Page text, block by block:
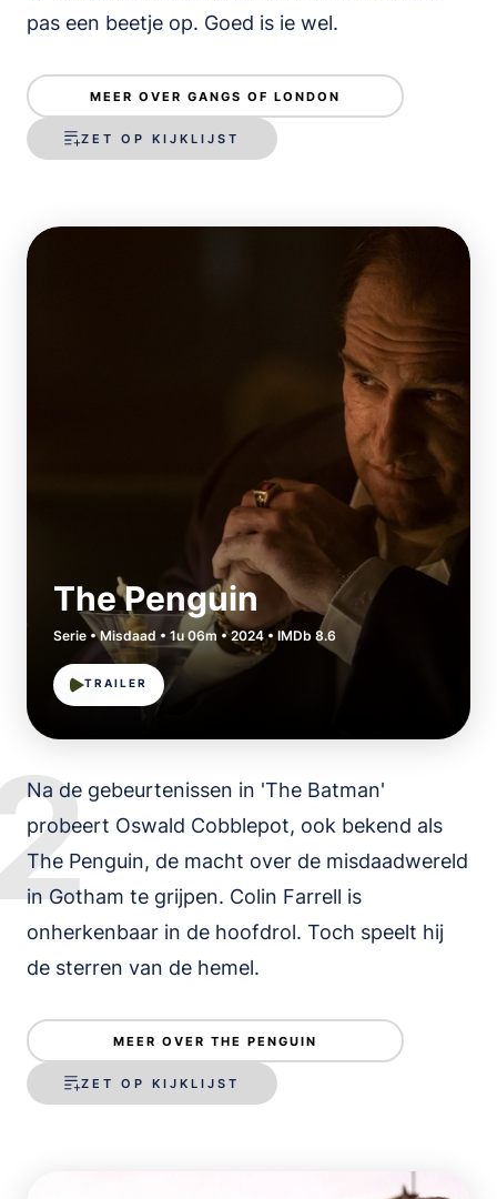
pas een beetje op. Goed is ie wel.
MEER OVER GANGS OF LONDON
ZET OP KIJKLIJST
The Penguin
Serie • Misdaad • 1u 06m • 2024 • IMDb 8.6
TRAILER
Na de gebeurtenissen in 'The Batman'
probeert Oswald Cobblepot, ook bekend als
The Penguin, de macht over de misdaadwereld
in Gotham te grijpen. Colin Farrell is
onherkenbaar in de hoofdrol. Toch speelt hij
de sterren van de hemel.
MEER OVER THE PENGUIN
ZET OP KIJKLIJST